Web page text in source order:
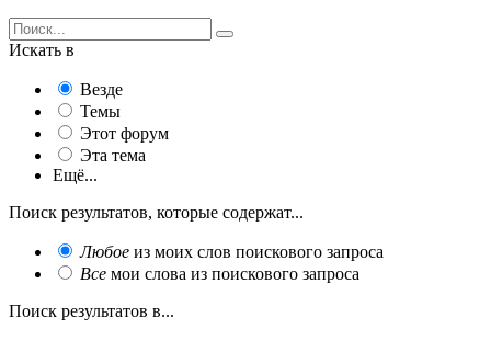
Искать в
Везде
Темы
Этот форум
Эта тема
Ещё...
Поиск результатов, которые содержат...
Любое из моих слов поискового запроса
Все мои слова из поискового запроса
Поиск результатов в...